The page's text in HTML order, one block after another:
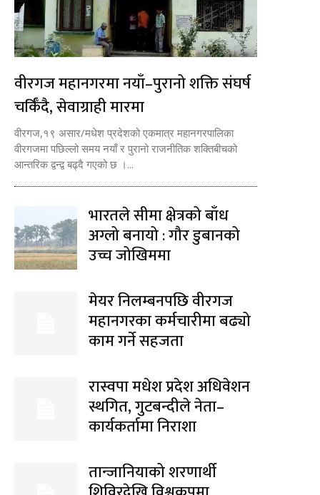
वीरगज महानगरमा नयाँ–पुरानो शक्ति संघर्ष
चर्किँदै, सेवाग्राही मारमा
वीरगज,१९ असार/मधेश प्रदेशको एकमात्र महानगरपालिका
वीरगजमा पछिल्लो समय नयाँ र पुरानो राजनीतिक शक्तिबीचको
आन्तरिक द्वन्द्व बढ्दै गएको छ ।...
भारतले सीमा क्षेत्रको बाँध
अग्लो बनायो : गौर डुबानको
उच्च जोखिममा
मेयर निलम्बनपछि वीरगज
महानगरका कर्मचारीमा बढ्यो
काम गर्ने सहजता
रास्वपा मधेश प्रदेश अधिवेशन
स्थगित, गुटबन्दीले नेता–
कार्यकर्तामा निराशा
तान्जानियाको शरणार्थी